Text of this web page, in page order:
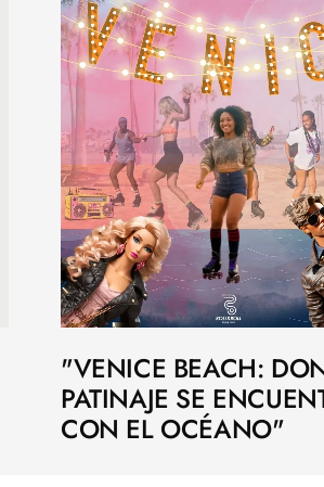
"VENICE BEACH:
PATINAJE SE
CON EL OCÉANO"